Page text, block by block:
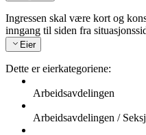
Ingressen skal være kort og
inngang til siden fra
Eier
Dette er eierkategoriene:
Arbeidsavdelingen
Arbeidsavdelingen /